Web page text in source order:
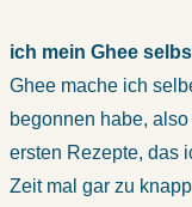
ich mein Ghee
Ghee mache ich
begonnen habe,
ersten Rezepte, das
Zeit mal gar zu